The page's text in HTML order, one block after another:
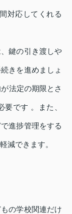
対応してくれる
鍵の引き渡しや
きを進めましょ
法定の期限とさ
です 。また、
進捗管理をする
減できます。
の学校関連だけ